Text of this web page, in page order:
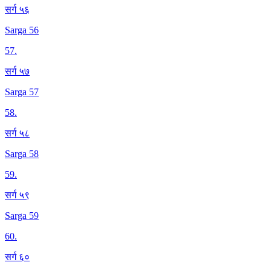
सर्ग ५६
Sarga 56
57.
सर्ग ५७
Sarga 57
58.
सर्ग ५८
Sarga 58
59.
सर्ग ५९
Sarga 59
60.
सर्ग ६०